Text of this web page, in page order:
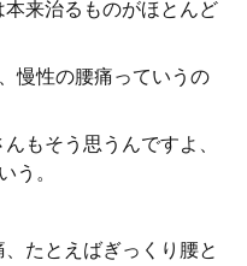
来治るものがほとんど
慢性の腰痛っていうの
もそう思うんですよ、
う。
たとえばぎっくり腰と